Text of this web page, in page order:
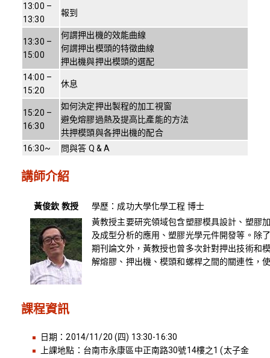
13:00 –
13:30
報到
13:30 –
15:00
何謂押出機的效能曲線
何謂押出模頭的特徵曲線
押出機與押出模頭的選配
14:00 –
15:20
休息
15:20 –
16:30
如何決定押出製程的加工視窗
避免熔膠過熱及提高比產能的方法
共押模頭與各押出機的配合
16:30~
問與答 Q & A
講師介紹
黃俊欽 教授
學歷：成功大學化學工程 博士
黃教授主要研究領域包含塑膠模具設計、塑膠
及成型分析的應用、塑膠光學元件開發等。除
期刊論文外，黃教授也曾多次針對押出技術和
解熔膠、押出機、模頭和螺桿之間的關連性，
課程資訊
日期：2014/11/20 (四) 13:30-16:30
上課地點：台南市永康區中正南路30號14樓之1 (太子金